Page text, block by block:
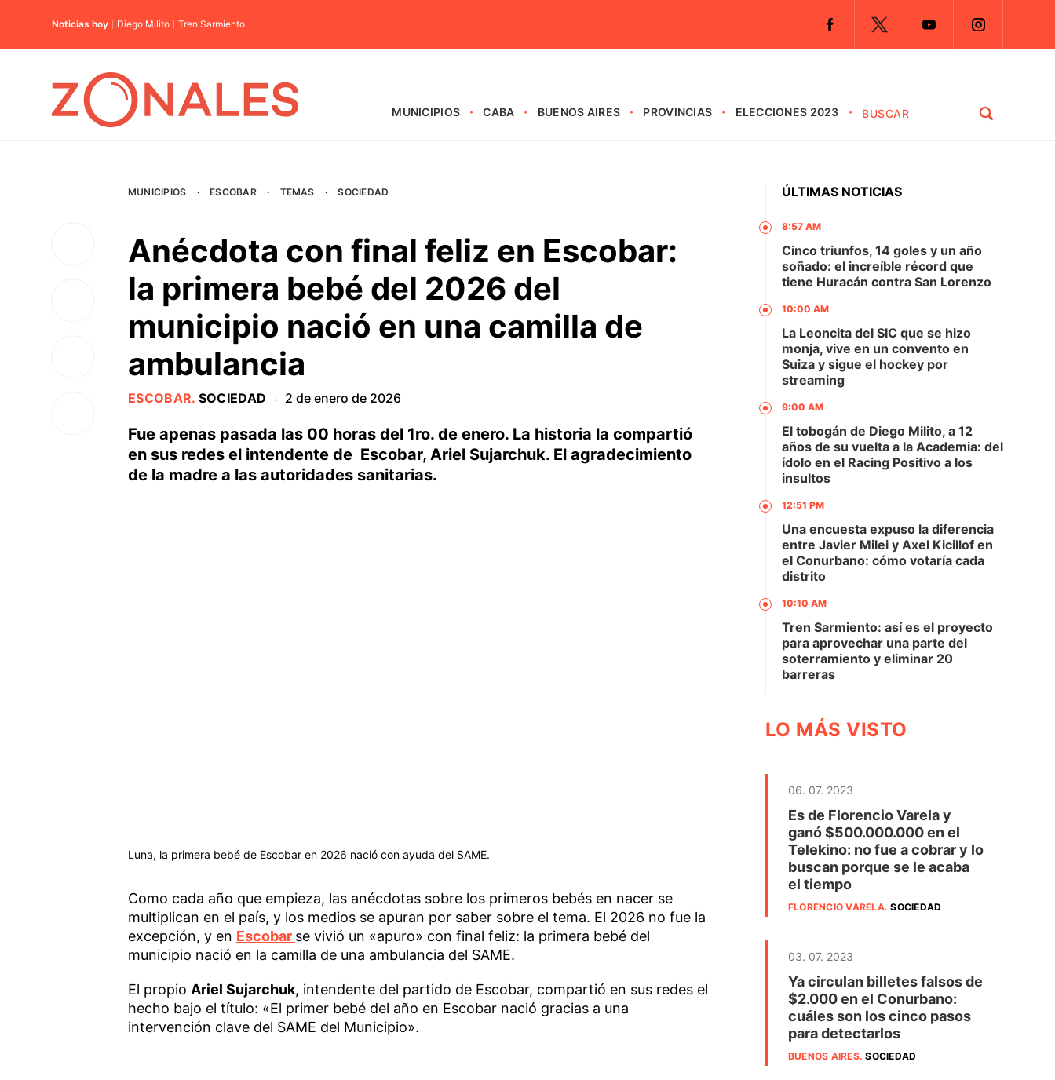
Noticias hoy Diego Milito Tren Sarmiento
MUNICIPIOS CABA BUENOS AIRES PROVINCIAS ELECCIONES 2023
MUNICIPIOS · ESCOBAR · TEMAS · SOCIEDAD
Anécdota con final feliz en Escobar:
la primera bebé del 2026 del
municipio nació en una camilla de
ambulancia
ESCOBAR. SOCIEDAD · 2 de enero de 2026
Fue apenas pasada las 00 horas del 1ro. de enero. La historia la compartió
en sus redes el intendente de Escobar, Ariel Sujarchuk. El agradecimiento
de la madre a las autoridades sanitarias.
Luna, la primera bebé de Escobar en 2026 nació con ayuda del SAME.
Como cada año que empieza, las anécdotas sobre los primeros bebés en nacer se
multiplican en el país, y los medios se apuran por saber sobre el tema. El 2026 no fue la
excepción, y en Escobar se vivió un «apuro» con final feliz: la primera bebé del
municipio nació en la camilla de una ambulancia del SAME.
El propio Ariel Sujarchuk, intendente del partido de Escobar, compartió en sus redes el
hecho bajo el título: «El primer bebé del año en Escobar nació gracias a una
intervención clave del SAME del Municipio».
ÚLTIMAS NOTICIAS
8:57 AM
Cinco triunfos, 14 goles y un año
soñado: el increíble récord que
tiene Huracán contra San Lorenzo
10:00 AM
La Leoncita del SIC que se hizo
monja, vive en un convento en
Suiza y sigue el hockey por
streaming
9:00 AM
El tobogán de Diego Milito, a 12
años de su vuelta a la Academia: del
ídolo en el Racing Positivo a los
insultos
12:51 PM
Una encuesta expuso la diferencia
entre Javier Milei y Axel Kicillof en
el Conurbano: cómo votaría cada
distrito
10:10 AM
Tren Sarmiento: así es el proyecto
para aprovechar una parte del
soterramiento y eliminar 20
barreras
LO MÁS VISTO
06. 07. 2023
Es de Florencio Varela y
ganó $500.000.000 en el
Telekino: no fue a cobrar y lo
buscan porque se le acaba
el tiempo
FLORENCIO VARELA.SOCIEDAD
03. 07. 2023
Ya circulan billetes falsos de
$2.000 en el Conurbano:
cuáles son los cinco pasos
para detectarlos
BUENOS AIRES.SOCIEDAD